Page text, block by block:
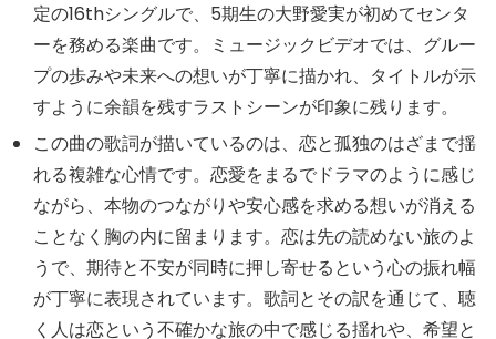
定の16thシングルで、5期生の大野愛実が初めてセンタ
ーを務める楽曲です。ミュージックビデオでは、グルー
プの歩みや未来への想いが丁寧に描かれ、タイトルが示
すように余韻を残すラストシーンが印象に残ります。
この曲の歌詞が描いているのは、恋と孤独のはざまで揺
れる複雑な心情です。恋愛をまるでドラマのように感じ
ながら、本物のつながりや安心感を求める想いが消える
ことなく胸の内に留まります。恋は先の読めない旅のよ
うで、期待と不安が同時に押し寄せるという心の振れ幅
が丁寧に表現されています。歌詞とその訳を通じて、聴
く人は恋という不確かな旅の中で感じる揺れや、希望と